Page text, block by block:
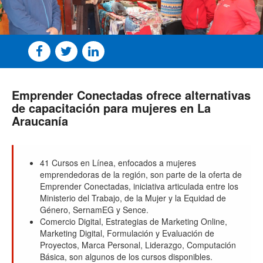
Emprender Conectadas ofrece alternativas
de capacitación para mujeres en La
Araucanía
41 Cursos en Línea, enfocados a mujeres
emprendedoras de la región, son parte de la oferta de
Emprender Conectadas, iniciativa articulada entre los
Ministerio del Trabajo, de la Mujer y la Equidad de
Género, SernamEG y Sence.
Comercio Digital, Estrategias de Marketing Online,
Marketing Digital, Formulación y Evaluación de
Proyectos, Marca Personal, Liderazgo, Computación
Básica, son algunos de los cursos disponibles.